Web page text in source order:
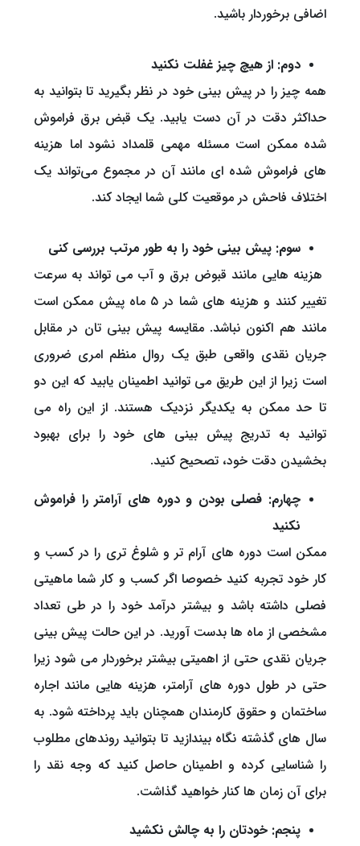
اضافی برخوردار باشید.
دوم: از هیچ چیز غفلت نکنید
همه چیز را در پیش بینی خود در نظر بگیرید تا بتوانید به
حداکثر دقت در آن دست یابید. یک قبض برق فراموش
شده ممکن است مسئله مهمی قلمداد نشود اما هزینه
های فراموش شده ای مانند آن در مجموع می‌تواند یک
اختلاف فاحش در موقعیت کلی شما ایجاد کند.
سوم: پیش بینی خود را به طور مرتب بررسی کنی
هزینه هایی مانند قبوض برق و آب می تواند به سرعت
تغییر کنند و هزینه های شما در ۵ ماه پیش ممکن است
مانند هم اکنون نباشد. مقایسه پیش بینی تان در مقابل
جریان نقدی واقعی طبق یک روال منظم امری ضروری
است زیرا از این طریق می توانید اطمینان یابید که این دو
تا حد ممکن به یکدیگر نزدیک هستند. از این راه می
توانید به تدریج پیش بینی های خود را برای بهبود
بخشیدن دقت خود، تصحیح کنید.
چهارم: فصلی بودن و دوره های آرامتر را فراموش
نکنید
ممکن است دوره های آرام تر و شلوغ تری را در کسب و
کار خود تجربه کنید خصوصا اگر کسب و کار شما ماهیتی
فصلی داشته باشد و بیشتر درآمد خود را در طی تعداد
مشخصی از ماه ها بدست آورید. در این حالت پیش بینی
جریان نقدی حتی از اهمیتی بیشتر برخوردار می شود زیرا
حتی در طول دوره های آرامتر، هزینه هایی مانند اجاره
ساختمان و حقوق کارمندان همچنان باید پرداخته شود. به
سال های گذشته نگاه بیندازید تا بتوانید روندهای مطلوب
را شناسایی کرده و اطمینان حاصل کنید که وجه نقد را
برای آن زمان ها کنار خواهید گذاشت.
پنجم: خودتان را به چالش نکشید